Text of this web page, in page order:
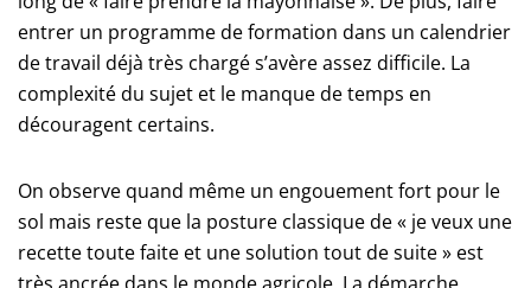
entrer un programme de formation dans un calendrier
de travail déjà très chargé s’avère assez difficile. La
complexité du sujet et le manque de temps en
découragent certains.
On observe quand même un engouement fort pour le
sol mais reste que la posture classique de « je veux une
recette toute faite et une solution tout de suite » est